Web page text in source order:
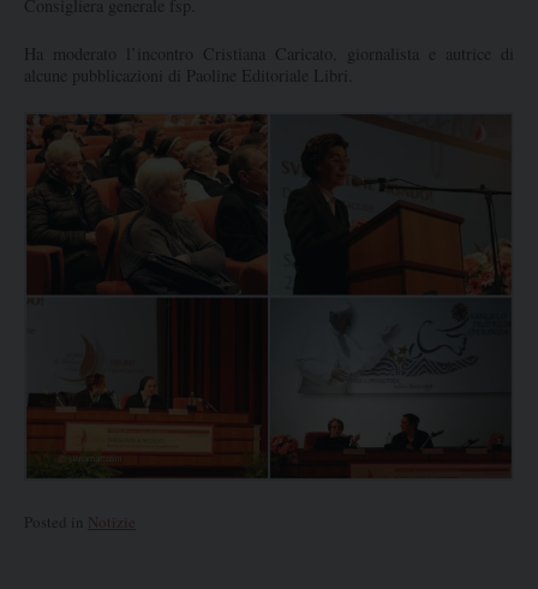
Consigliera generale fsp.
Ha moderato l’incontro Cristiana Caricato, giornalista e autrice di
alcune pubblicazioni di Paoline Editoriale Libri.
Posted in Notizie